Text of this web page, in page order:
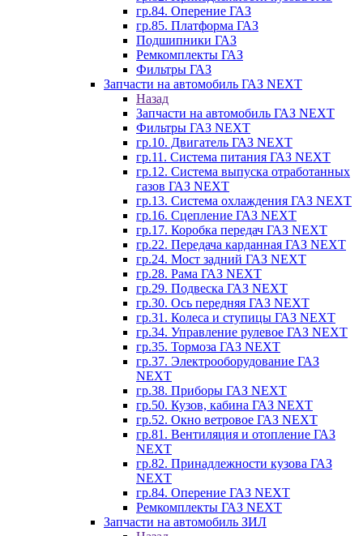
гр.84. Оперение ГАЗ
гр.85. Платформа ГАЗ
Подшипники ГАЗ
Ремкомплекты ГАЗ
Фильтры ГАЗ
Запчасти на автомобиль ГАЗ NEXT
Назад
Запчасти на автомобиль ГАЗ NEXT
Фильтры ГАЗ NEXT
гр.10. Двигатель ГАЗ NEXT
гр.11. Система питания ГАЗ NEXT
гр.12. Система выпуска отработанных
газов ГАЗ NEXT
гр.13. Система охлаждения ГАЗ NEXT
гр.16. Сцепление ГАЗ NEXT
гр.17. Коробка передач ГАЗ NEXT
гр.22. Передача карданная ГАЗ NEXT
гр.24. Мост задний ГАЗ NEXT
гр.28. Рама ГАЗ NEXT
гр.29. Подвеска ГАЗ NEXT
гр.30. Ось передняя ГАЗ NEXT
гр.31. Колеса и ступицы ГАЗ NEXT
гр.34. Управление рулевое ГАЗ NEXT
гр.35. Тормоза ГАЗ NEXT
гр.37. Электрооборудование ГАЗ
NEXT
гр.38. Приборы ГАЗ NEXT
гр.50. Кузов, кабина ГАЗ NEXT
гр.52. Окно ветровое ГАЗ NEXT
гр.81. Вентиляция и отопление ГАЗ
NEXT
гр.82. Принадлежности кузова ГАЗ
NEXT
гр.84. Оперение ГАЗ NEXT
Ремкомплекты ГАЗ NEXT
Запчасти на автомобиль ЗИЛ